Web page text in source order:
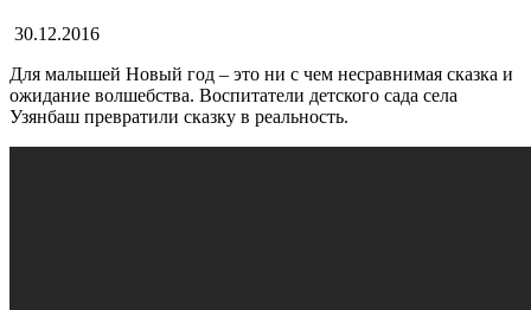
30.12.2016
Для малышей Новый год – это ни с чем несравнимая сказка и
ожидание волшебства. Воспитатели детского сада села
Узянбаш превратили сказку в реальность.